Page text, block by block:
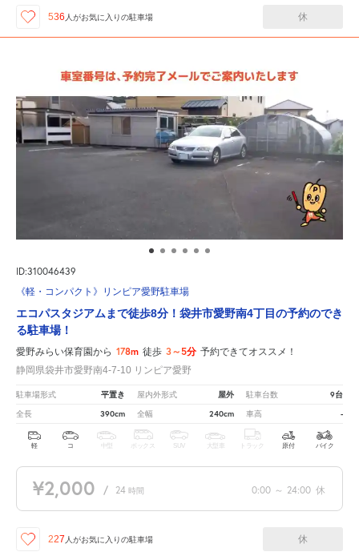
536 人がお気に入りの駐車場 休
ID:310046439
《軽・コンパクト》リンピア愛野駐車場
エコパスタジアムまで徒歩8分！袋井市愛野南4丁目の予約のでき
る駐車場！
愛野みらい保育園から 178m 徒歩 3～5分 予約できてオススメ！
静岡県袋井市愛野南4-7-10 リンピア愛野
駐車場形式 平置き 屋内外形式 屋外 駐車台数 9台
全長 390cm 全幅 240cm 車高 -
軽 コ 中型 ボックス SUV 大型車 トラック 原付 バイク
¥2,000 / 24 時間 0:00 ～ 24:00 休
227 人がお気に入りの駐車場 休